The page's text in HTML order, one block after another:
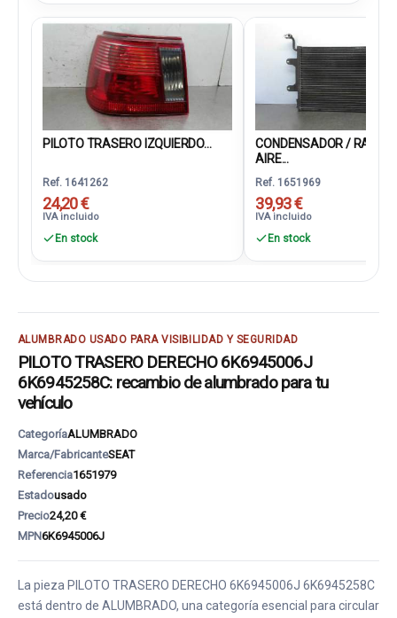
PILOTO TRASERO IZQUIERDO...
Ref. 1641262
24,20 €
IVA incluido
En stock
CONDENSADOR /
AIRE...
Ref. 1651969
39,93 €
IVA incluido
En stock
ALUMBRADO USADO PARA VISIBILIDAD Y SEGURIDAD
PILOTO TRASERO DERECHO 6K6945006J
6K6945258C: recambio de alumbrado para tu
vehículo
CategoríaALUMBRADO
Marca/FabricanteSEAT
Referencia1651979
Estadousado
Precio24,20 €
MPN6K6945006J
La pieza PILOTO TRASERO DERECHO 6K6945006J 6K6945258C
está dentro de ALUMBRADO, una categoría esencial para circular